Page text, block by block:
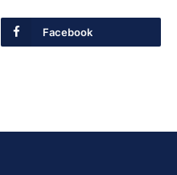
Facebook